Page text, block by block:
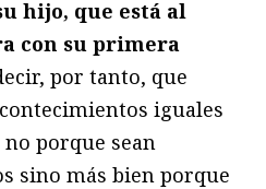
hijo, que está al
con su primera
por tanto, que
iguales
porque sean
sino más bien porque